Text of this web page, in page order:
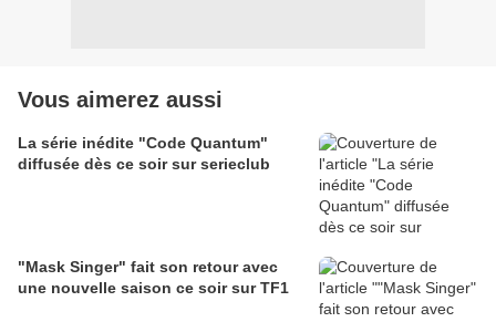
Vous aimerez aussi
La série inédite "Code Quantum"
diffusée dès ce soir sur serieclub
"Mask Singer" fait son retour avec
une nouvelle saison ce soir sur TF1